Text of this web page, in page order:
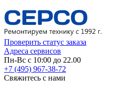
Проверить статус заказа
Адреса сервисов
Пн-Вс с 10:00 до 22.00
+7 (495) 967-38-72
Свяжитесь с нами